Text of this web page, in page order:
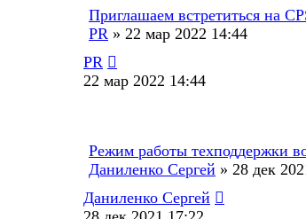
Приглашаем встретиться на
PR » 22 мар 2022 14:44
PR
22 мар 2022 14:44
Режим работы техподдержки
Даниленко Сергей » 28 дек
Даниленко Сергей